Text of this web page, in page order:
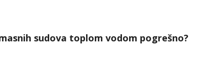
sudova toplom vodom pogrešno?